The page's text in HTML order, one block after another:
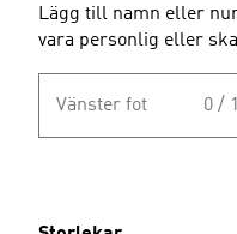
Lägg till namn eller
vara personlig eller
Vänster fot 0 /